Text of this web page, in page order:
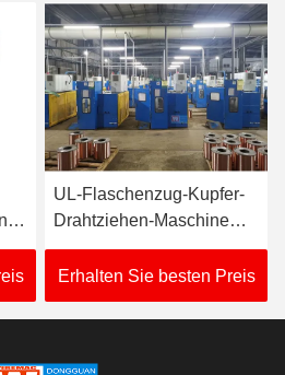
UL-Flaschenzug-Kupfer-
Drahtziehen-Maschine
2500m/Min Spray Type
Lubrication
Erhalten Sie besten Preis